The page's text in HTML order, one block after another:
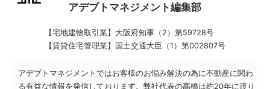
アデプトマネジメント編集部
【宅地建物取引業】 大阪府知事（2）第59728号
【賃貸住宅管理業】
国土交通大臣（1）第002807号
アデプトマネジメントではお客様のお悩み解決の為に不動産に関わ
る有益な情報を発信しております。弊社代表の髙橋は約20年に渡り